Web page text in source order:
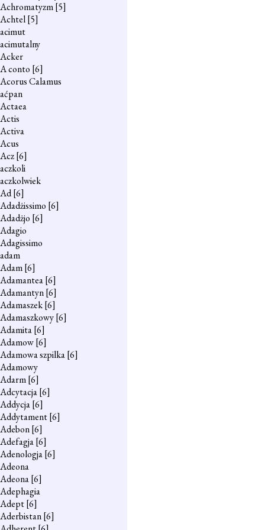
Achromatyzm[5]
Achtel[5]
acimut
acimutalny
Acker
A conto [6]
Acorus Calamus
aćpan
Actaea
Actis
Activa
Acus
Acz[6]
aczkoli
aczkolwiek
Ad[6]
Adadżissimo [6]
Adadżjo [6]
Adagio
Adagissimo
adam
Adam[6]
Adamantea[6]
Adamantyn[6]
Adamaszek[6]
Adamaszkowy[6]
Adamita[6]
Adamow[6]
Adamowa szpilka[6]
Adamowy
Adarm[6]
Adcytacja[6]
Addycja[6]
Addytament[6]
Adebon[6]
Adefagja[6]
Adenologja[6]
Adeona
Adeona[6]
Adephagia
Adept[6]
Aderbistan[6]